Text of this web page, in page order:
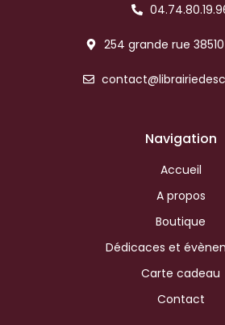
254 grande rue
Navigation
Accueil
A propos
Boutique
Dédicaces et
Carte cadeau
Contact